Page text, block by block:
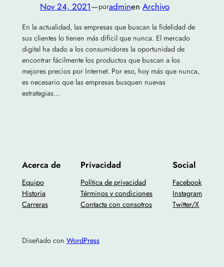
Nov 24, 2021—poradminen Archivo
En la actualidad, las empresas que buscan la fidelidad de
sus clientes lo tienen más difícil que nunca. El mercado
digital ha dado a los consumidores la oportunidad de
encontrar fácilmente los productos que buscan a los
mejores precios por Internet. Por eso, hoy más que nunca,
es necesario que las empresas busquen nuevas
estrategias…
Acerca de
Equipo
Historia
Carreras
Privacidad
Política de privacidad
Términos y condiciones
Contacta con consotros
Social
Facebook
Instagram
Twitter/X
Diseñado con WordPress